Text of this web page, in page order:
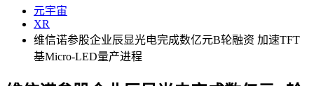
元宇宙
XR
维信诺参股企业辰显光电完成数亿元B轮融资 加速TFT
基Micro-LED量产进程